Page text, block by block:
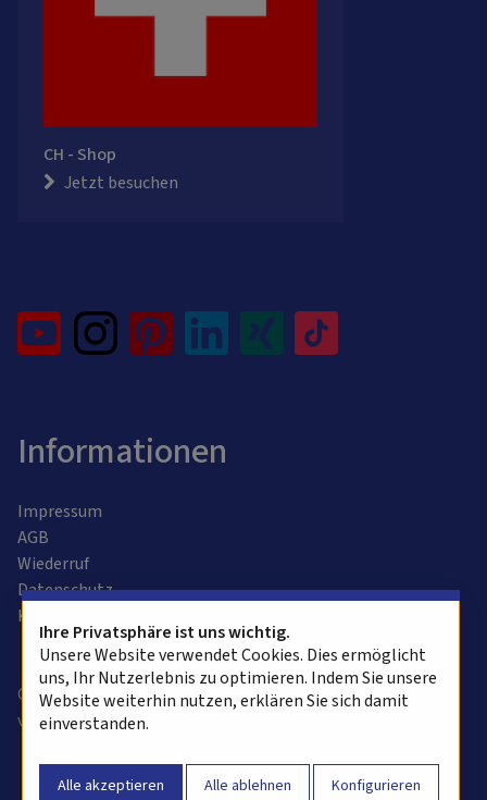
CH - Shop
Jetzt besuchen
Informationen
Impressum
AGB
Wiederruf
Datenschutz
Kontaktformular
Copyright © 2025 alvasys automation ag. Alle Rechte
vorbehalten.
Ihre Privatsphäre ist uns wichtig.
Unsere Website verwendet Cookies. Dies ermöglicht
uns, Ihr Nutzerlebnis zu optimieren. Indem Sie unsere
Website weiterhin nutzen, erklären Sie sich damit
einverstanden.